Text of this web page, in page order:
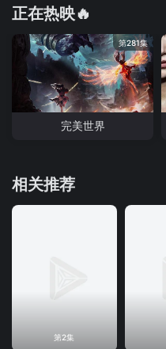
正在热映🔥
第281集
完美世界
相关推荐
第2集